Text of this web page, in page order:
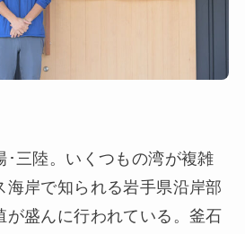
･三陸。いくつもの湾が複雑
海岸で知られる岩手県沿岸部
が盛んに行われている。釜石